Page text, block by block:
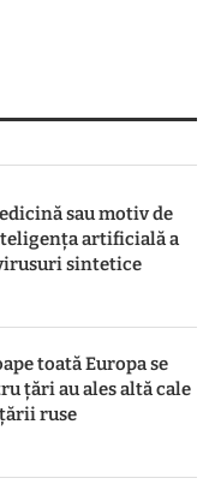
sau motiv de
artificială a
sintetice
toată Europa se
ţări au ales altă cale
ruse